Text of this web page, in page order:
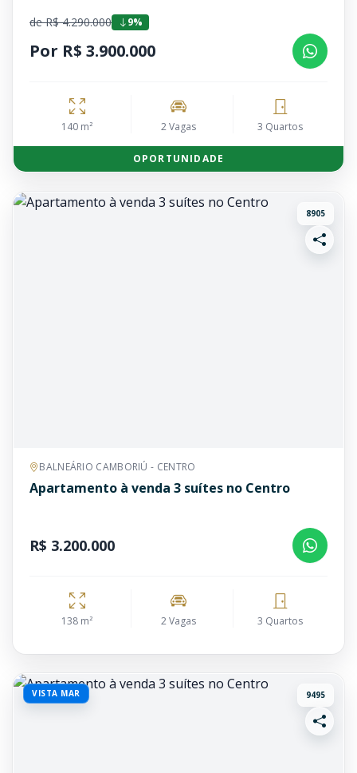
de R$ 4.290.000 9%
Por R$ 3.900.000
140 m² 2 Vagas 3 Quartos
OPORTUNIDADE
8905
BALNEÁRIO CAMBORIÚ - CENTRO
Apartamento à venda 3 suítes no Centro
R$ 3.200.000
138 m² 2 Vagas 3 Quartos
VISTA MAR 9495